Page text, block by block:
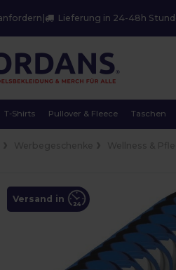
Lieferung in 24-48h
T-Shirts Pullover & Fleece Taschen
Versand in